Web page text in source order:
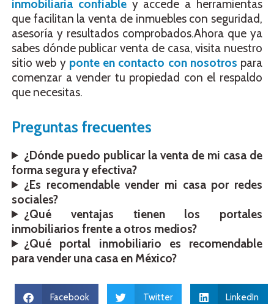
inmobiliaria confiabley accede a herramientas
que facilitan la venta de inmuebles con seguridad,
asesoría y resultados comprobados.Ahora que ya
sabes dónde publicar venta de casa, visita nuestro
sitio web y ponte en contacto con nosotros para
comenzar a vender tu propiedad con el respaldo
que necesitas.
Preguntas frecuentes
¿Dónde puedo publicar la venta de mi casa de
forma segura y efectiva?
¿Es recomendable vender mi casa por redes
sociales?
¿Qué ventajas tienen los portales
inmobiliarios frente a otros medios?
¿Qué portal inmobiliario es recomendable
para vender una casa en México?
Facebook Twitter LinkedIn